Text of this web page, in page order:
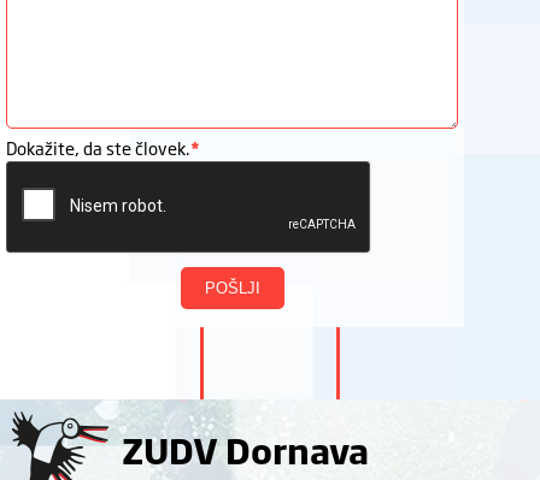
Dokažite, da ste človek.*
POŠLJI
ZUDV Dornava